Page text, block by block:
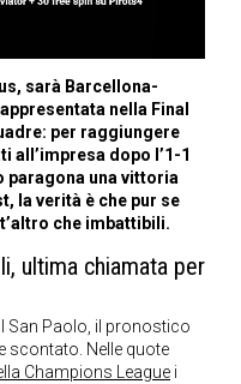
sarà Barcellona-
nella Final
per raggiungere
all’impresa dopo l’1-1
paragona una vittoria
la verità è che pur se
che imbattibili.
ultima chiamata per
San Paolo, il pronostico
scontato. Nelle quote
Champions League i